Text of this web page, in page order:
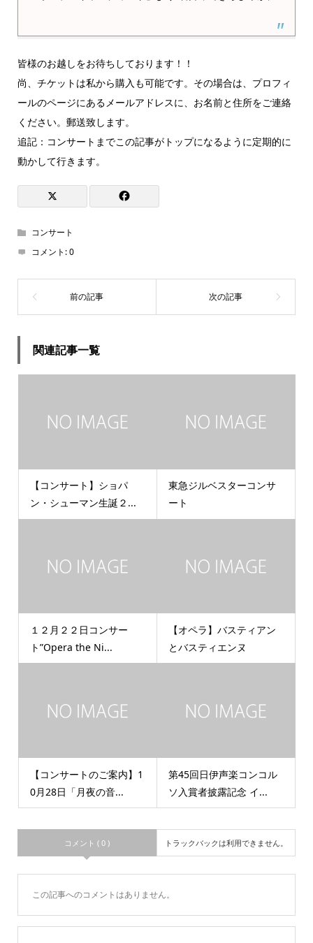
皆様のお越しをお待ちしております！！
尚、チケットは私から購入も可能です。その場合は、プロフィ
ールのページにあるメールアドレスに、お名前と住所をご連絡
ください。郵送致します。
追記：コンサートまでこの記事がトップになるように定期的に
動かして行きます。
コンサート
コメント:0
関連記事一覧
【コンサート】ショパ
ン・シューマン生誕２...
東急ジルベスターコンサ
ート
１２月２２日コンサー
ト”Opera the Ni...
【オペラ】バスティアン
とバスティエンヌ
【コンサートのご案内】1
0月28日「月夜の音...
第45回日伊声楽コンコル
ソ入賞者披露記念 イ...
コメント ( 0 ) トラックバックは利用できません。
この記事へのコメントはありません。